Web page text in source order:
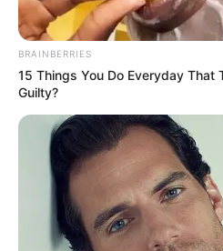
BRAINBERRIES
15 Things You Do Everyday That
Guilty?